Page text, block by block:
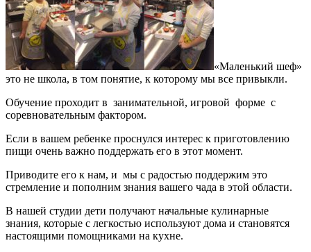
«Маленький шеф»
это не школа, в том понятие, к которому мы все привыкли.
Обучение проходит в занимательной, игровой форме с
соревновательным фактором.
Если в вашем ребенке проснулся интерес к приготовлению
пищи очень важно поддержать его в этот момент.
Приводите его к нам, и мы с радостью поддержим это
стремление и пополним знания вашего чада в этой области.
В нашей студии дети получают начальные кулинарные
знания, которые с легкостью используют дома и становятся
настоящими помощниками на кухне.